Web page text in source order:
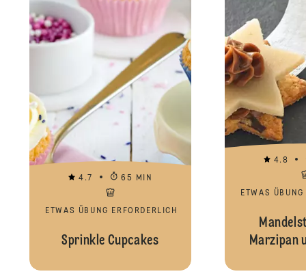
4.7 65 MIN
ETWAS ÜBUNG ERFORDERLICH
Sprinkle Cupcakes
4.8
ETWAS
Marzipan